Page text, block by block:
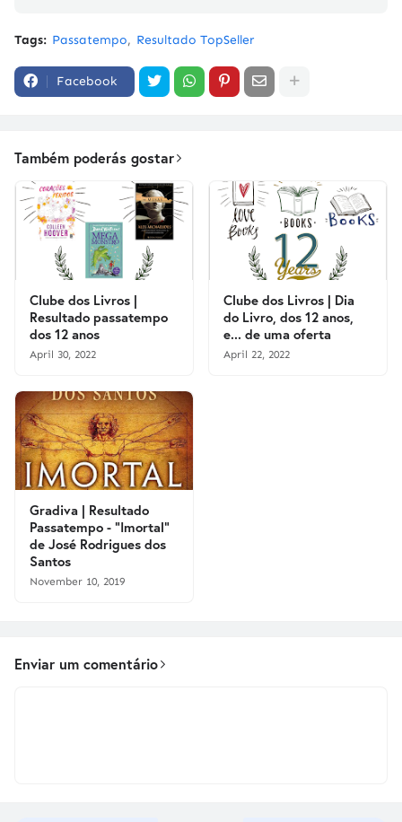
Tags: Passatempo Resultado TopSeller
Facebook
Também poderás gostar
Clube dos Livros |
Resultado passatempo
dos 12 anos
April 30, 2022
Clube dos Livros | Dia
do Livro, dos 12 anos,
e... de uma oferta
April 22, 2022
Gradiva | Resultado
Passatempo - "Imortal"
de José Rodrigues dos
Santos
November 10, 2019
Enviar um comentário